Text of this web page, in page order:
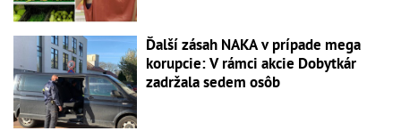
Ďalší zásah NAKA v prípade mega
korupcie: V rámci akcie Dobytkár
zadržala sedem osôb